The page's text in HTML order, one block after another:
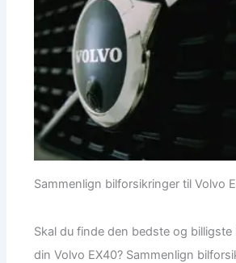
Sammenlign bilforsikringer til Volvo
Skal du finde den bedste og
din Volvo EX40? Sammenlign